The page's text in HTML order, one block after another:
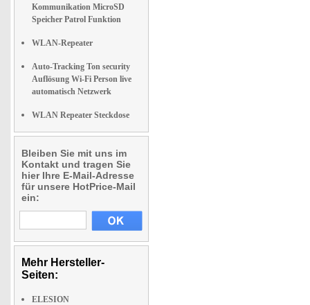
Kommunikation MicroSD
Speicher Patrol Funktion
WLAN-Repeater
Auto-Tracking Ton security
Auflösung Wi-Fi Person live
automatisch Netzwerk
WLAN Repeater Steckdose
Bleiben Sie mit uns im
Kontakt und tragen Sie
hier Ihre E-Mail-Adresse
für unsere HotPrice-Mail
ein:
Mehr Hersteller-
Seiten:
ELESION